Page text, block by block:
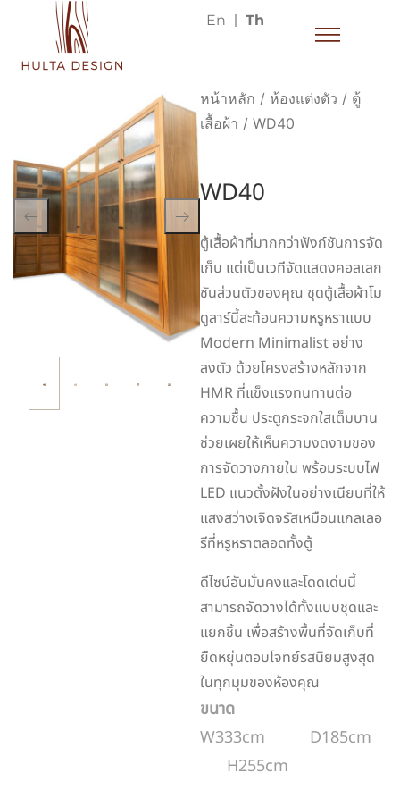
En Th
หน้าหลัก / ห้องแต่งตัว / ตู้
เสื้อผ้า / WD40
WD40
ตู้เสื้อผ้าที่มากกว่าฟังก์ชันการจัด
เก็บ แต่เป็นเวทีจัดแสดงคอลเลก
ชันส่วนตัวของคุณ ชุดตู้เสื้อผ้าโม
ดูลาร์นี้สะท้อนความหรูหราแบบ
Modern Minimalist อย่าง
ลงตัว ด้วยโครงสร้างหลักจาก
HMR ที่แข็งแรงทนทานต่อ
ความชื้น ประตูกระจกใสเต็มบาน
ช่วยเผยให้เห็นความงดงามของ
การจัดวางภายใน พร้อมระบบไฟ
LED แนวตั้งฝังในอย่างเนียบที่ให้
แสงสว่างเจิดจรัสเหมือนแกลเลอ
รีที่หรูหราตลอดทั้งตู้
ดีไซน์อันมั่นคงและโดดเด่นนี้
สามารถจัดวางได้ทั้งแบบชุดและ
แยกชิ้น เพื่อสร้างพื้นที่จัดเก็บที่
ยืดหยุ่นตอบโจทย์รสนิยมสูงสุด
ในทุกมุมของห้องคุณ
ขนาด
W333cm D185cm
H255cm